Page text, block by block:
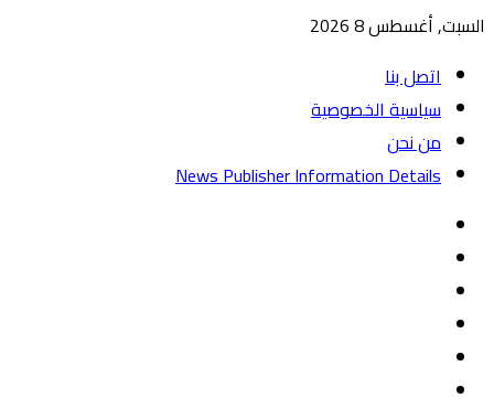
السبت, أغسطس 8 2026
اتصل بنا
سياسية الخصوصية
من نحن
News Publisher Information Details